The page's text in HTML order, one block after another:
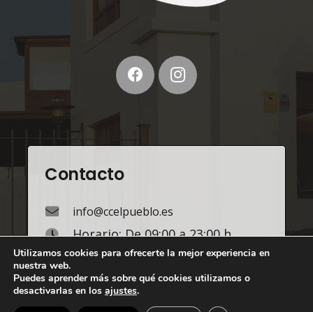
Contacto
info@ccelpueblo.es
Horario: De 09:00 a 23:00 h.
Lunes a Domingo.
Calle Las Buganvillas, 6, 35580 Playa
Blanca -YAIZA, Lanzarote Islas
Utilizamos cookies para ofrecerte la mejor experiencia en
nuestra web.
Puedes aprender más sobre qué cookies utilizamos o
desactivarlas en los ajustes.